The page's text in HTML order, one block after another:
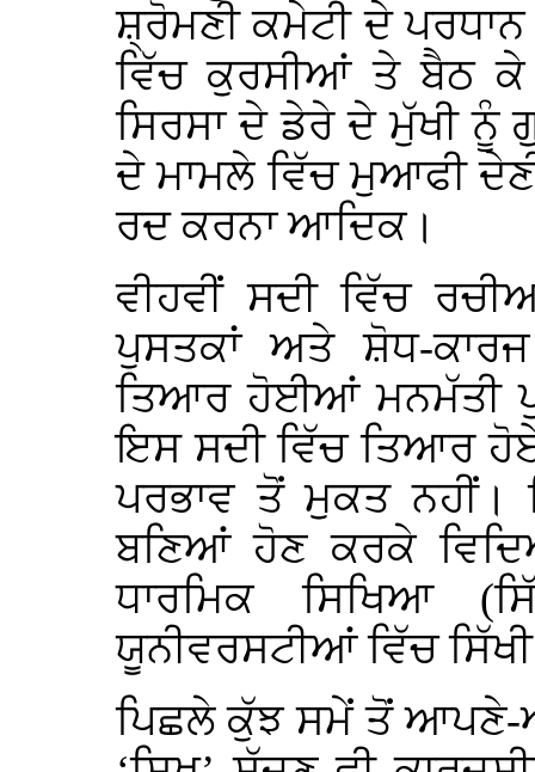
ਸ਼੍ਰੋਮਣੀ ਕਮੇਟੀ ਦੇ
ਵਿੱਚ ਕੁਰਸੀਆਂ ਤੇ ਬੈਠ ਕੇ
ਸਿਰਸਾ ਦੇ ਡੇਰੇ ਦੇ ਮੁੱਖੀ ਨੂੰ
ਦੇ ਮਾਮਲੇ ਵਿੱਚ ਮੁਆਫੀ
ਰਦ ਕਰਨਾ ਆਦਿਕ।
ਵੀਹਵੀਂ ਸਦੀ ਵਿੱਚ
ਪੁਸਤਕਾਂ ਅਤੇ ਸ਼ੋਧ-
ਤਿਆਰ ਹੋਈਆਂ ਮਨਮੱਤੀ
ਇਸ ਸਦੀ ਵਿੱਚ ਤਿਆਰ ਹੋਏ
ਪਰਭਾਵ ਤੋਂ ਮੁਕਤ ਨਹੀਂ।
ਬਣਿਆਂ ਹੋਣ ਕਰਕੇ
ਧਾਰਮਿਕ ਸਿਖਿਆ
ਯੂਨੀਵਰਸਟੀਆਂ ਵਿੱਚ
ਪਿਛਲੇ ਕੁੱਝ ਸਮੇਂ ਤੋਂ ਆਪਣੇ-